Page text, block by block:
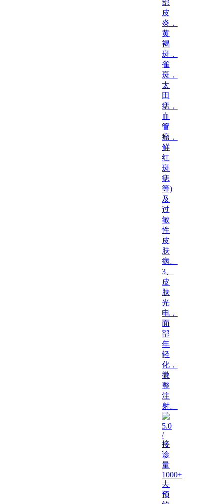
部
皮
炎，
黄
褐
斑，
雀
斑，
太
田
痣，
血
管
瘤，
鲜
红
斑
痣
等)
及
过
敏
性
皮
肤
病。
3、
皮
肤
光
电，
面
部
年
轻
化，
微
整
注
射。
5.0
/
接
诊
量
1000+
去
预